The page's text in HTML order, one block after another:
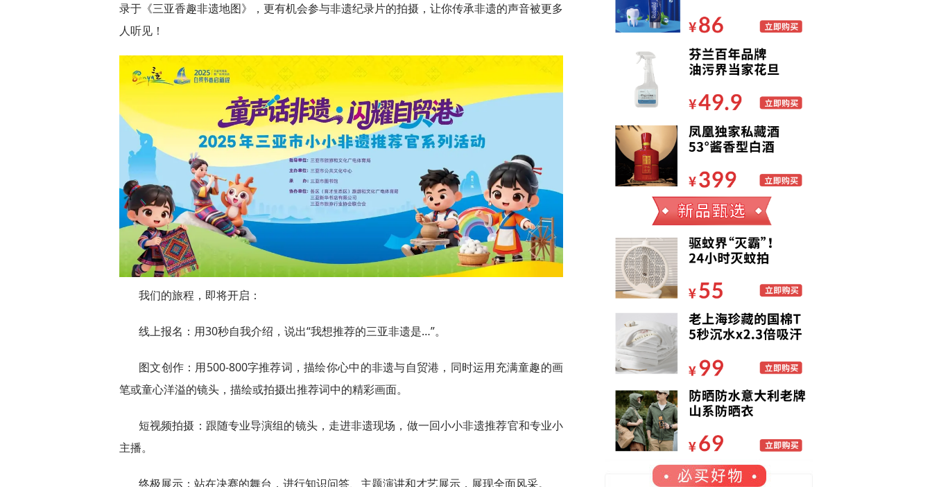
录于《三亚香趣非遗地图》，更有机会参与非遗纪录片的拍摄，让你传承非遗的声音被更多
人听见！
我们的旅程，即将开启：
线上报名：用30秒自我介绍，说出“我想推荐的三亚非遗是…”。
图文创作：用500-800字推荐词，描绘你心中的非遗与自贸港，同时运用充满童趣的画
笔或童心洋溢的镜头，描绘或拍摄出推荐词中的精彩画面。
短视频拍摄：跟随专业导演组的镜头，走进非遗现场，做一回小小非遗推荐官和专业小
主播。
终极展示：站在决赛的舞台，进行知识问答、主题演讲和才艺展示，展现全面风采。